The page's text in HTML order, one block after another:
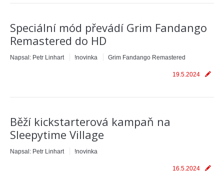
Speciální mód převádí Grim Fandango
Remastered do HD
Napsal: Petr Linhart !novinka Grim Fandango Remastered
19.5.2024
Běží kickstarterová kampaň na
Sleepytime Village
Napsal: Petr Linhart !novinka
16.5.2024